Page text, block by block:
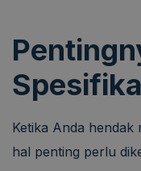
Ketika Anda hendak
hal penting perlu